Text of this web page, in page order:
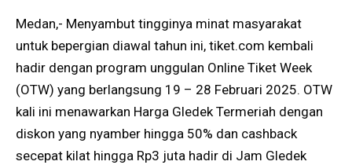
Medan,- Menyambut tingginya minat masyarakat
untuk bepergian diawal tahun ini, tiket.com kembali
hadir dengan program unggulan Online Tiket Week
(OTW) yang berlangsung 19 – 28 Februari 2025. OTW
kali ini menawarkan Harga Gledek Termeriah dengan
diskon yang nyamber hingga 50% dan cashback
secepat kilat hingga Rp3 juta hadir di Jam Gledek